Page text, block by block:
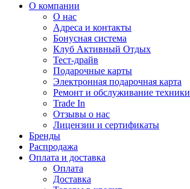
О компании
О нас
Адреса и контакты
Бонусная система
Клуб Активный Отдых
Тест-драйв
Подарочные карты
Электронная подарочная карта
Ремонт и обслуживание техники
Trade In
Отзывы о нас
Лицензии и сертификаты
Бренды
Распродажа
Оплата и доставка
Оплата
Доставка